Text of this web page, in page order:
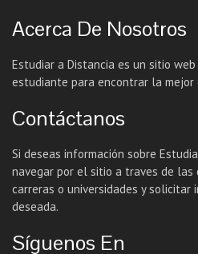
Acerca De Nosotros
Estudiar a Distancia es un sitio
estudiante para encontrar la mejor
Contáctanos
Si deseas información sobre
navegar por el sitio a traves de las
carreras o universidades y solicitar
deseada.
Síguenos En